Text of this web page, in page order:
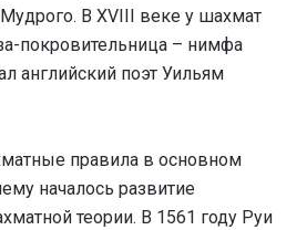
В XVIII веке у шахмат
покровительница – нимфа
английский поэт Уильям
правила в основном
началось развитие
теории. В 1561 году Руи